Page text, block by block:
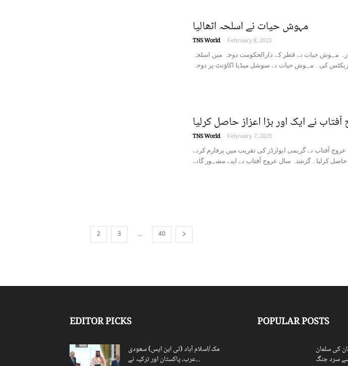
مہوش حیات نے اسلحہ اٹھالیا
TNS World - February 8, 2023
مہوش حیات نے قطر کے دارالحکومت دوحہ میں اسلحہ
نے ایک اور بڑا اعزاز حاصل کرلیا
TNS World - February 7, 2023
آفتاب نے گریمی ایوارڈز کی تقریب میں پرفارم کرنے
2 3 ... 40
EDITOR PICKS
مکہ/اسلام آباد (ٹی این ایس) سعودی
عرب، پاکستان اور ترکیہ نے...
POPULAR POSTS
کی سلمان
سرد جنگ